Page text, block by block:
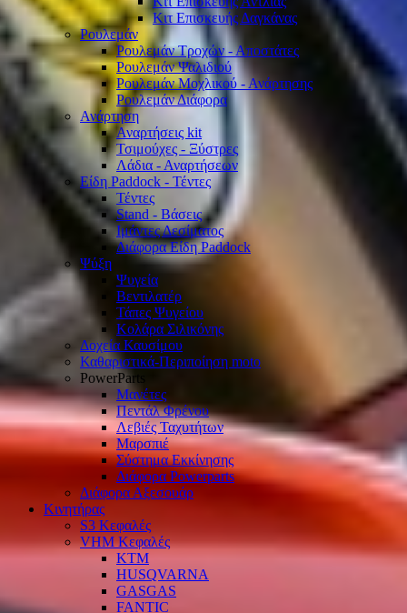
Κιτ Επισκευής Δαγκάνας
Ρουλεμάν
Ρουλεμάν Τροχών - Αποστάτες
Ρουλεμάν Ψαλιδιού
Ρουλεμάν Μοχλικού - Ανάρτησης
Ρουλεμάν Διάφορα
Ανάρτηση
Αναρτήσεις kit
Τσιμούχες - Ξύστρες
Λάδια - Αναρτήσεων
Είδη Paddock - Τέντες
Τέντες
Stand - Βάσεις
Ιμάντες Δεσίματος
Διάφορα Είδη Paddock
Ψύξη
Ψυγεία
Βεντιλατέρ
Τάπες Ψυγείου
Κολάρα Σιλικόνης
Δοχεία Καυσίμου
Καθαριστικά-Περιποίηση moto
PowerParts
Μανέτες
Πεντάλ Φρένου
Λεβιές Ταχυτήτων
Μαρσπιέ
Σύστημα Εκκίνησης
Διάφορα Powerparts
Διάφορα Αξεσουάρ
Κινητήρας
S3 Κεφαλές
VHM Κεφαλές
KTM
HUSQVARNA
GASGAS
FANTIC